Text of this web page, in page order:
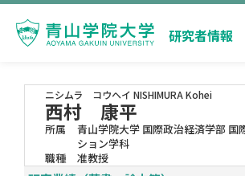
研究者情報
ニシムラ コウヘイ NISHIMURA Kohei
西村 康平
所属
青山学院大学 国際政治経済学部 国
ション学科
職種
准教授